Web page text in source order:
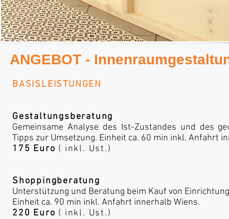
ANGEBOT -
BASISLEISTUNGEN
Gestaltungsberatung
Gemeinsame Analyse des Ist-Zustandes und des
Tipps zur Umsetzung. Einheit ca. 60 min inkl. Anfahrt
175 Euro ( inkl. Ust.)
Shoppingberatung
Unterstützung und Beratung beim Kauf von
Einheit ca. 90 min inkl. Anfahrt innerhalb Wiens.
220 Euro ( inkl. Ust.)